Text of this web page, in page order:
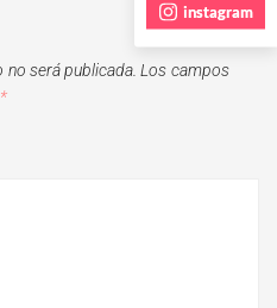
no será publicada. Los campos
*
instagram